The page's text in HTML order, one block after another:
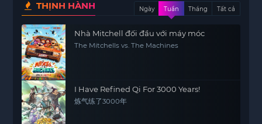
THỊNH HÀNH Ngày Tuần Tháng Tất cả
Nhà Mitchell đối đầu với máy móc
The Mitchells vs. The Machines
I Have Refined Qi For 3000 Years!
炼气练了3000年